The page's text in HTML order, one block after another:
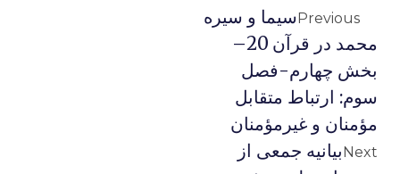
Previous سیما و سیره
محمد در قرآن 20–
بخش چهارم-فصل
سوم: ارتباط متقابل
مؤمنان و غيرمؤمنان
Next بیانیه جمعی از